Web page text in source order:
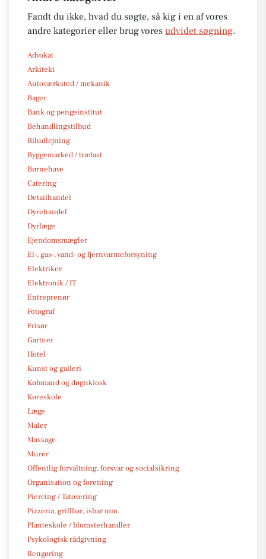
Fandt du ikke, hvad du søgte, så kig i en af vores
andre kategorier eller brug vores udvidet søgning.
Advokat
Arkitekt
Autoværksted / mekanik
Bager
Bank og pengeinstitut
Behandlingstilbud
Biludlejning
Byggemarked / trælast
Børnehave
Catering
Detailhandel
Dyrehandel
Dyrlæge
Ejendomsmægler
El-, gas-, vand- og fjernvarmeforsyning
Elektriker
Elektronik / IT
Entreprenør
Fotograf
Frisør
Gartner
Hotel
Kunst og galleri
Købmand og døgnkiosk
Køreskole
Læge
Maler
Massage
Murer
Offentlig forvaltning, forsvar og socialsikring
Organisation og forening
Piercing / Tatovering
Pizzeria, grillbar, isbar mm.
Planteskole / blomsterhandler
Psykologisk rådgivning
Rengøring